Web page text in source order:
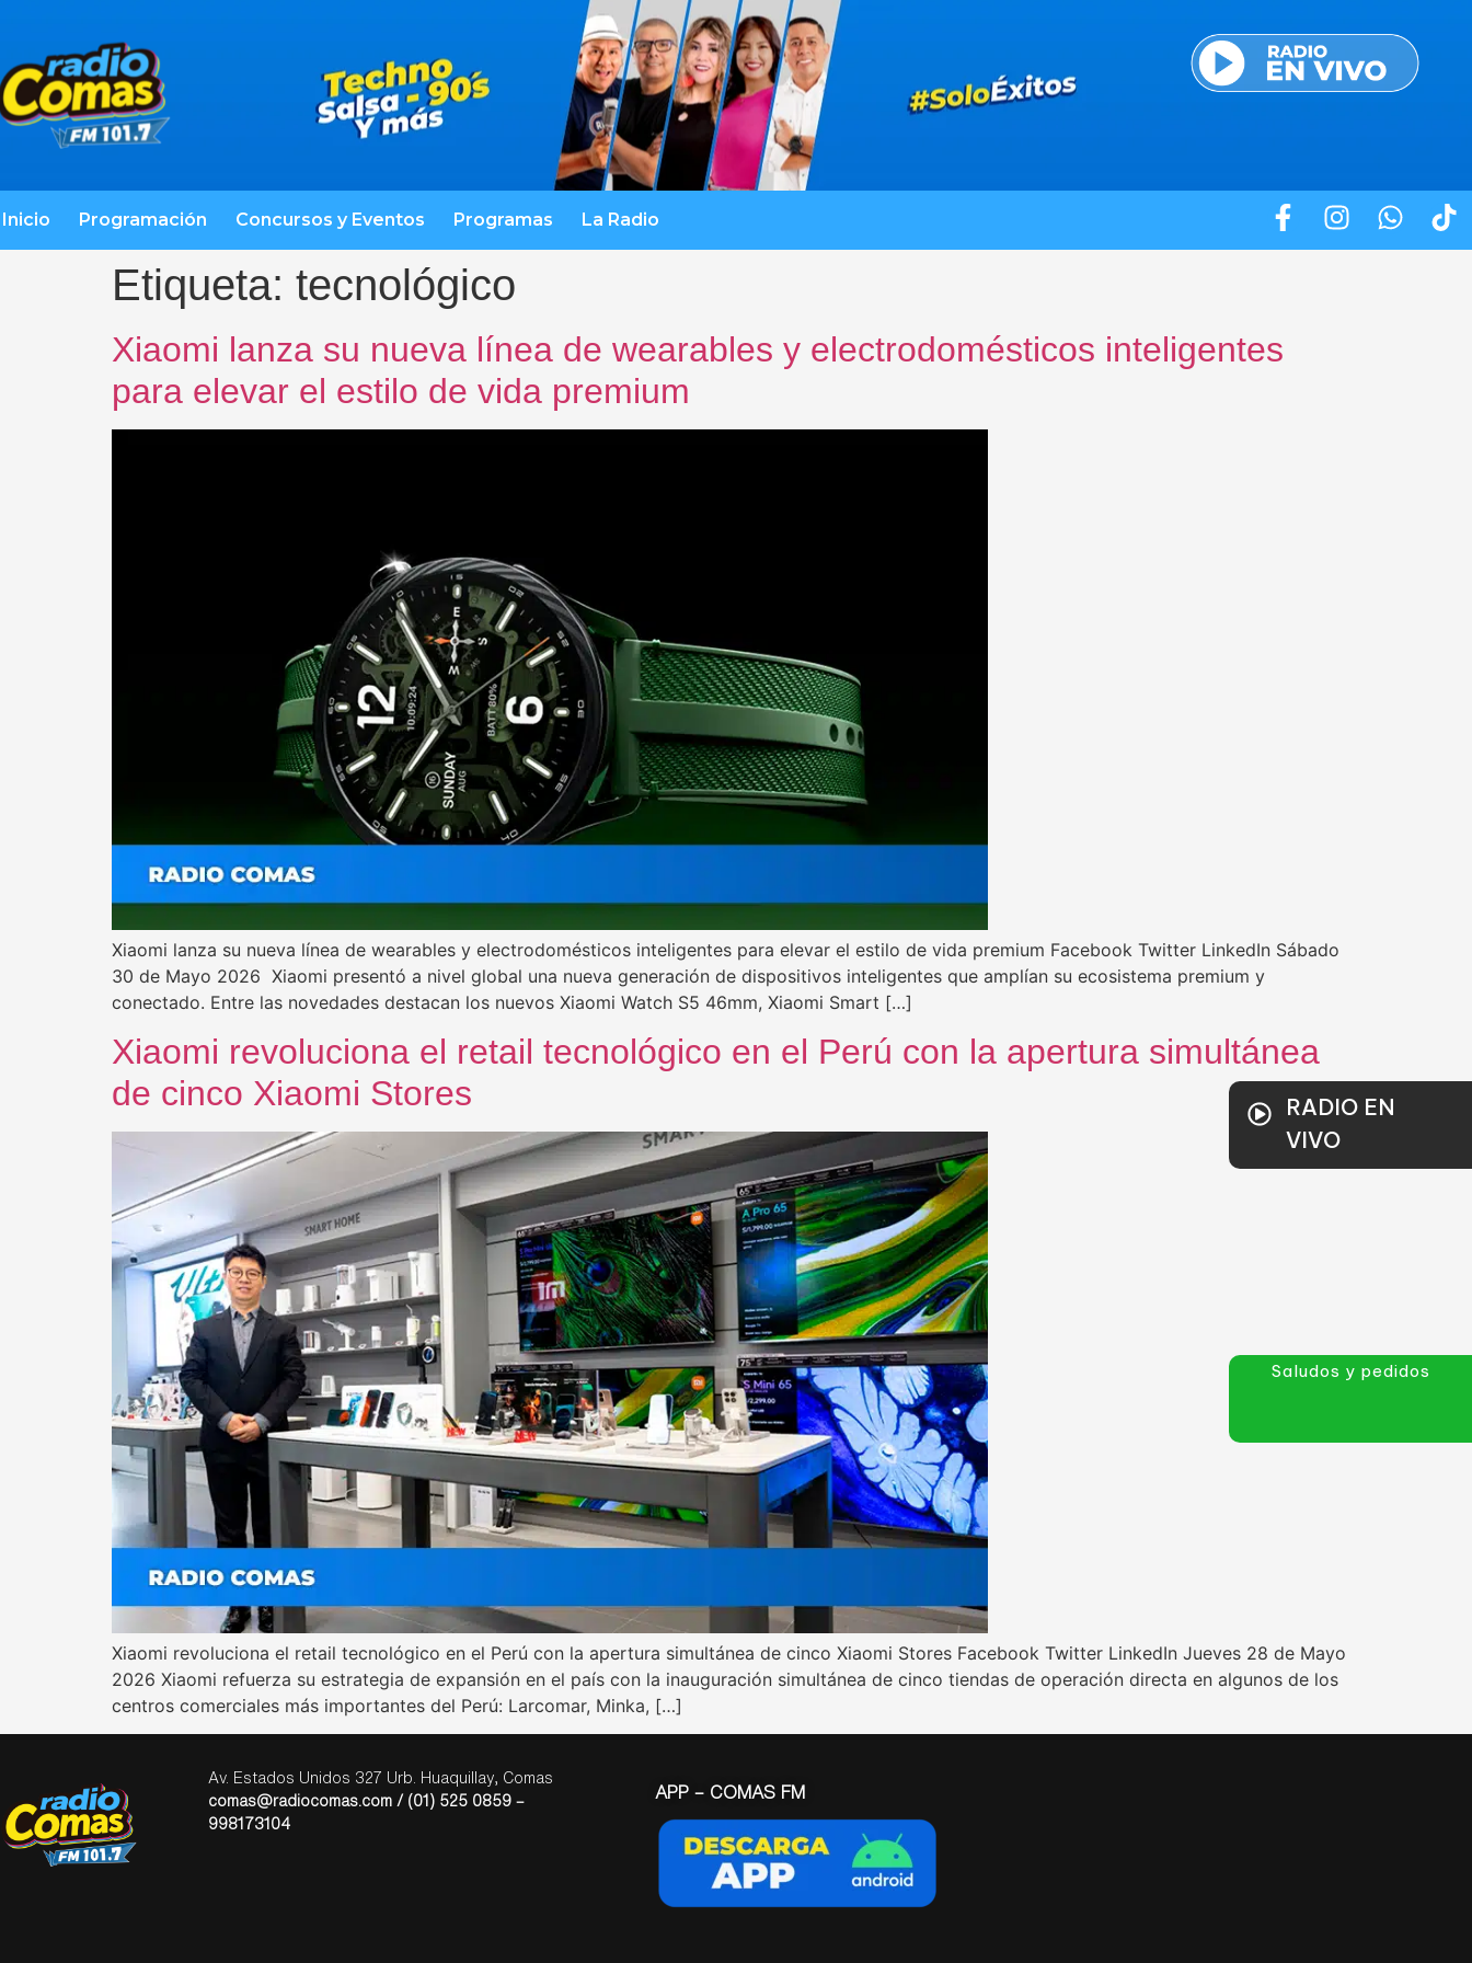
Inicio Programación Concursos y Eventos Programas La Radio
Etiqueta: tecnológico
Xiaomi lanza su nueva línea de wearables y electrodomésticos inteligentes
para elevar el estilo de vida premium
Xiaomi lanza su nueva línea de wearables y electrodomésticos inteligentes para elevar el estilo de vida premium Facebook Twitter LinkedIn Sábado
30 de Mayo 2026 Xiaomi presentó a nivel global una nueva generación de dispositivos inteligentes que amplían su ecosistema premium y
conectado. Entre las novedades destacan los nuevos Xiaomi Watch S5 46mm, Xiaomi Smart […]
Xiaomi revoluciona el retail tecnológico en el Perú con la apertura simultánea
de cinco Xiaomi Stores
Xiaomi revoluciona el retail tecnológico en el Perú con la apertura simultánea de cinco Xiaomi Stores Facebook Twitter LinkedIn Jueves 28 de Mayo
2026 Xiaomi refuerza su estrategia de expansión en el país con la inauguración simultánea de cinco tiendas de operación directa en algunos de los
centros comerciales más importantes del Perú: Larcomar, Minka, […]
Av. Estados Unidos 327 Urb. Huaquillay, Comas
comas@radiocomas.com / (01) 525 0859 –
998173104
APP – COMAS FM
RADIO EN
VIVO
Saludos y pedidos